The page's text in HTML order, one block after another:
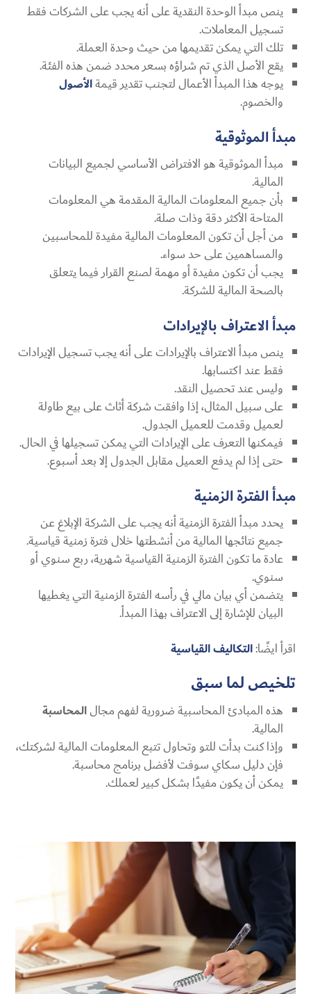
ينص مبدأ الوحدة النقدية على أنه يجب على الشركات فقط
تسجيل المعاملات.
تلك التي يمكن تقديمها من حيث وحدة العملة.
يقع الأصل الذي تم شراؤه بسعر محدد ضمن هذه الفئة.
يوجه هذا المبدأ الأعمال لتجنب تقدير قيمةالأصول
والخصوم.
مبدأ الموثوقية
مبدأ الموثوقية هو الافتراض الأساسي لجميع البيانات
المالية.
بأن جميع المعلومات المالية المقدمة هي المعلومات
المتاحة الأكثر دقة وذات صلة.
من أجل أن تكون المعلومات المالية مفيدة للمحاسبين
والمساهمين على حد سواء.
يجب أن تكون مفيدة أو مهمة لصنع القرار فيما يتعلق
بالصحة المالية للشركة.
مبدأ الاعتراف بالإيرادات
ينص مبدأ الاعتراف بالإيرادات على أنه يجب تسجيل الإيرادات
فقط عند اكتسابها.
وليس عند تحصيل النقد.
على سبيل المثال، إذا وافقت شركة أثاث على بيع طاولة
لعميل وقدمت للعميل الجدول.
فيمكنها التعرف على الإيرادات التي يمكن تسجيلها في الحال.
حتى إذا لم يدفع العميل مقابل الجدول إلا بعد أسبوع.
مبدأ الفترة الزمنية
يحدد مبدأ الفترة الزمنية أنه يجب على الشركة الإبلاغ عن
جميع نتائجها المالية من أنشطتها خلال فترة زمنية قياسية.
عادة ما تكون الفترة الزمنية القياسية شهرية، ربع سنوي أو
سنوي.
يتضمن أي بيان مالي في رأسه الفترة الزمنية التي يغطيها
البيان للإشارة إلى الاعتراف بهذا المبدأ.
اقرأ ايضًا:التكاليف القياسية
تلخيص لما سبق
هذه المبادئ المحاسبية ضرورية لفهم مجالالمحاسبة
المالية.
وإذا كنت بدأت للتو وتحاول تتبع المعلومات المالية لشركتك،
فإن دليل سكاي سوفت لأفضل برنامج محاسبة.
يمكن أن يكون مفيدًا بشكل كبير لعملك.